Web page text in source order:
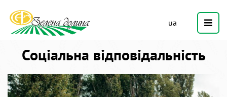
ua
Соціальна відповідальність